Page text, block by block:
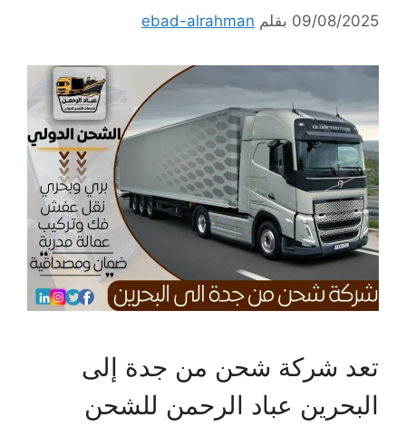
09/08/2025 بقلم ebad-alrahman
تعد شركة شحن من جدة إلى
البحرين عباد الرحمن للشحن